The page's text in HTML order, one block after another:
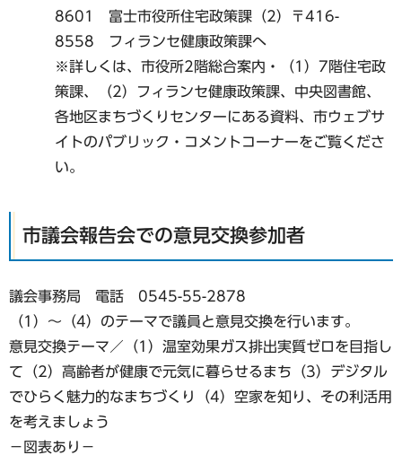
8601 富士市役所住宅政策課（2）〒416-
8558 フィランセ健康政策課へ
※詳しくは、市役所2階総合案内・（1）7階住宅政
策課、（2）フィランセ健康政策課、中央図書館、
各地区まちづくりセンターにある資料、市ウェブサ
イトのパブリック・コメントコーナーをご覧くださ
い。
市議会報告会での意見交換参加者
議会事務局 電話 0545-55-2878
（1）〜（4）のテーマで議員と意見交換を行います。
意見交換テーマ／（1）温室効果ガス排出実質ゼロを目指し
て（2）高齢者が健康で元気に暮らせるまち（3）デジタル
でひらく魅力的なまちづくり（4）空家を知り、その利活用
を考えましょう
−図表あり−